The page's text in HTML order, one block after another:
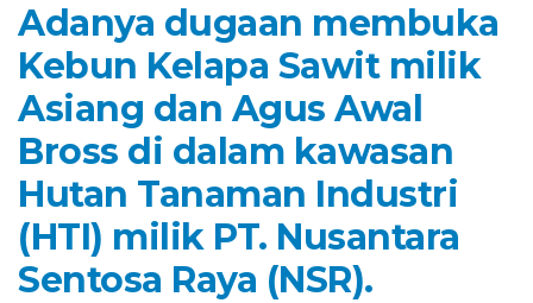
Adanya dugaan membuka
Kebun Kelapa Sawit milik
Asiang dan Agus Awal
Bross di dalam kawasan
Hutan Tanaman Industri
(HTI) milik PT. Nusantara
Sentosa Raya (NSR).